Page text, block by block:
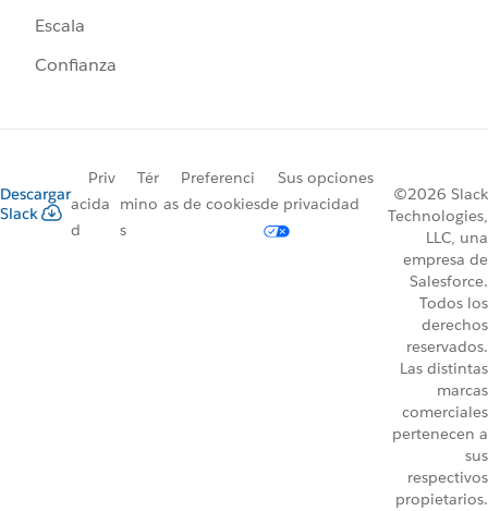
Escala
Confianza
Descargar
Slack
Priv
acida
d
Tér
mino
s
Preferenci
as de cookies
Sus opciones
de privacidad
©2026 Slack
Technologies,
LLC, una
empresa de
Salesforce.
Todos los
derechos
reservados.
Las distintas
marcas
comerciales
pertenecen a
sus
respectivos
propietarios.